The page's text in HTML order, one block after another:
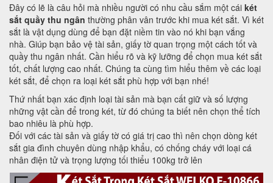
Đây có lẽ là câu hỏi mà nhiều người có nhu cầu sắm một cái két
sắt quầy thu ngân thường phân vân trước khi mua két sắt. Vì két
sắt là vật dụng dùng để bạn đặt niềm tin vào nó khi bạn vắng
nhà. Giúp bạn bảo vệ tài sản, giấy tờ quan trọng một cách tốt và
quầy thu ngân nhất. Cần hiểu rõ và kỹ lưỡng để chọn mua két sắt
tốt, chất lượng cao nhất. Chúng ta cùng tìm hiểu thêm về các loại
két sắt, để chọn ra loại két sắt phù hợp với bạn nhé!
Thứ nhất bạn xác định loại tài sản mà bạn cất giữ và số lượng
những vật cần để trong két, từ đó chúng ta biết nên chọn thể tích
bao nhiêu là phù hợp.
Đối với các tài sản và giấy tờ có giá trị cao thì nên chọn dòng két
sắt gia đình chuyên dùng nhập khẩu, có chống cháy với loại cá
nhân điện tử và trọng lượng tối thiểu 100kg trở lên